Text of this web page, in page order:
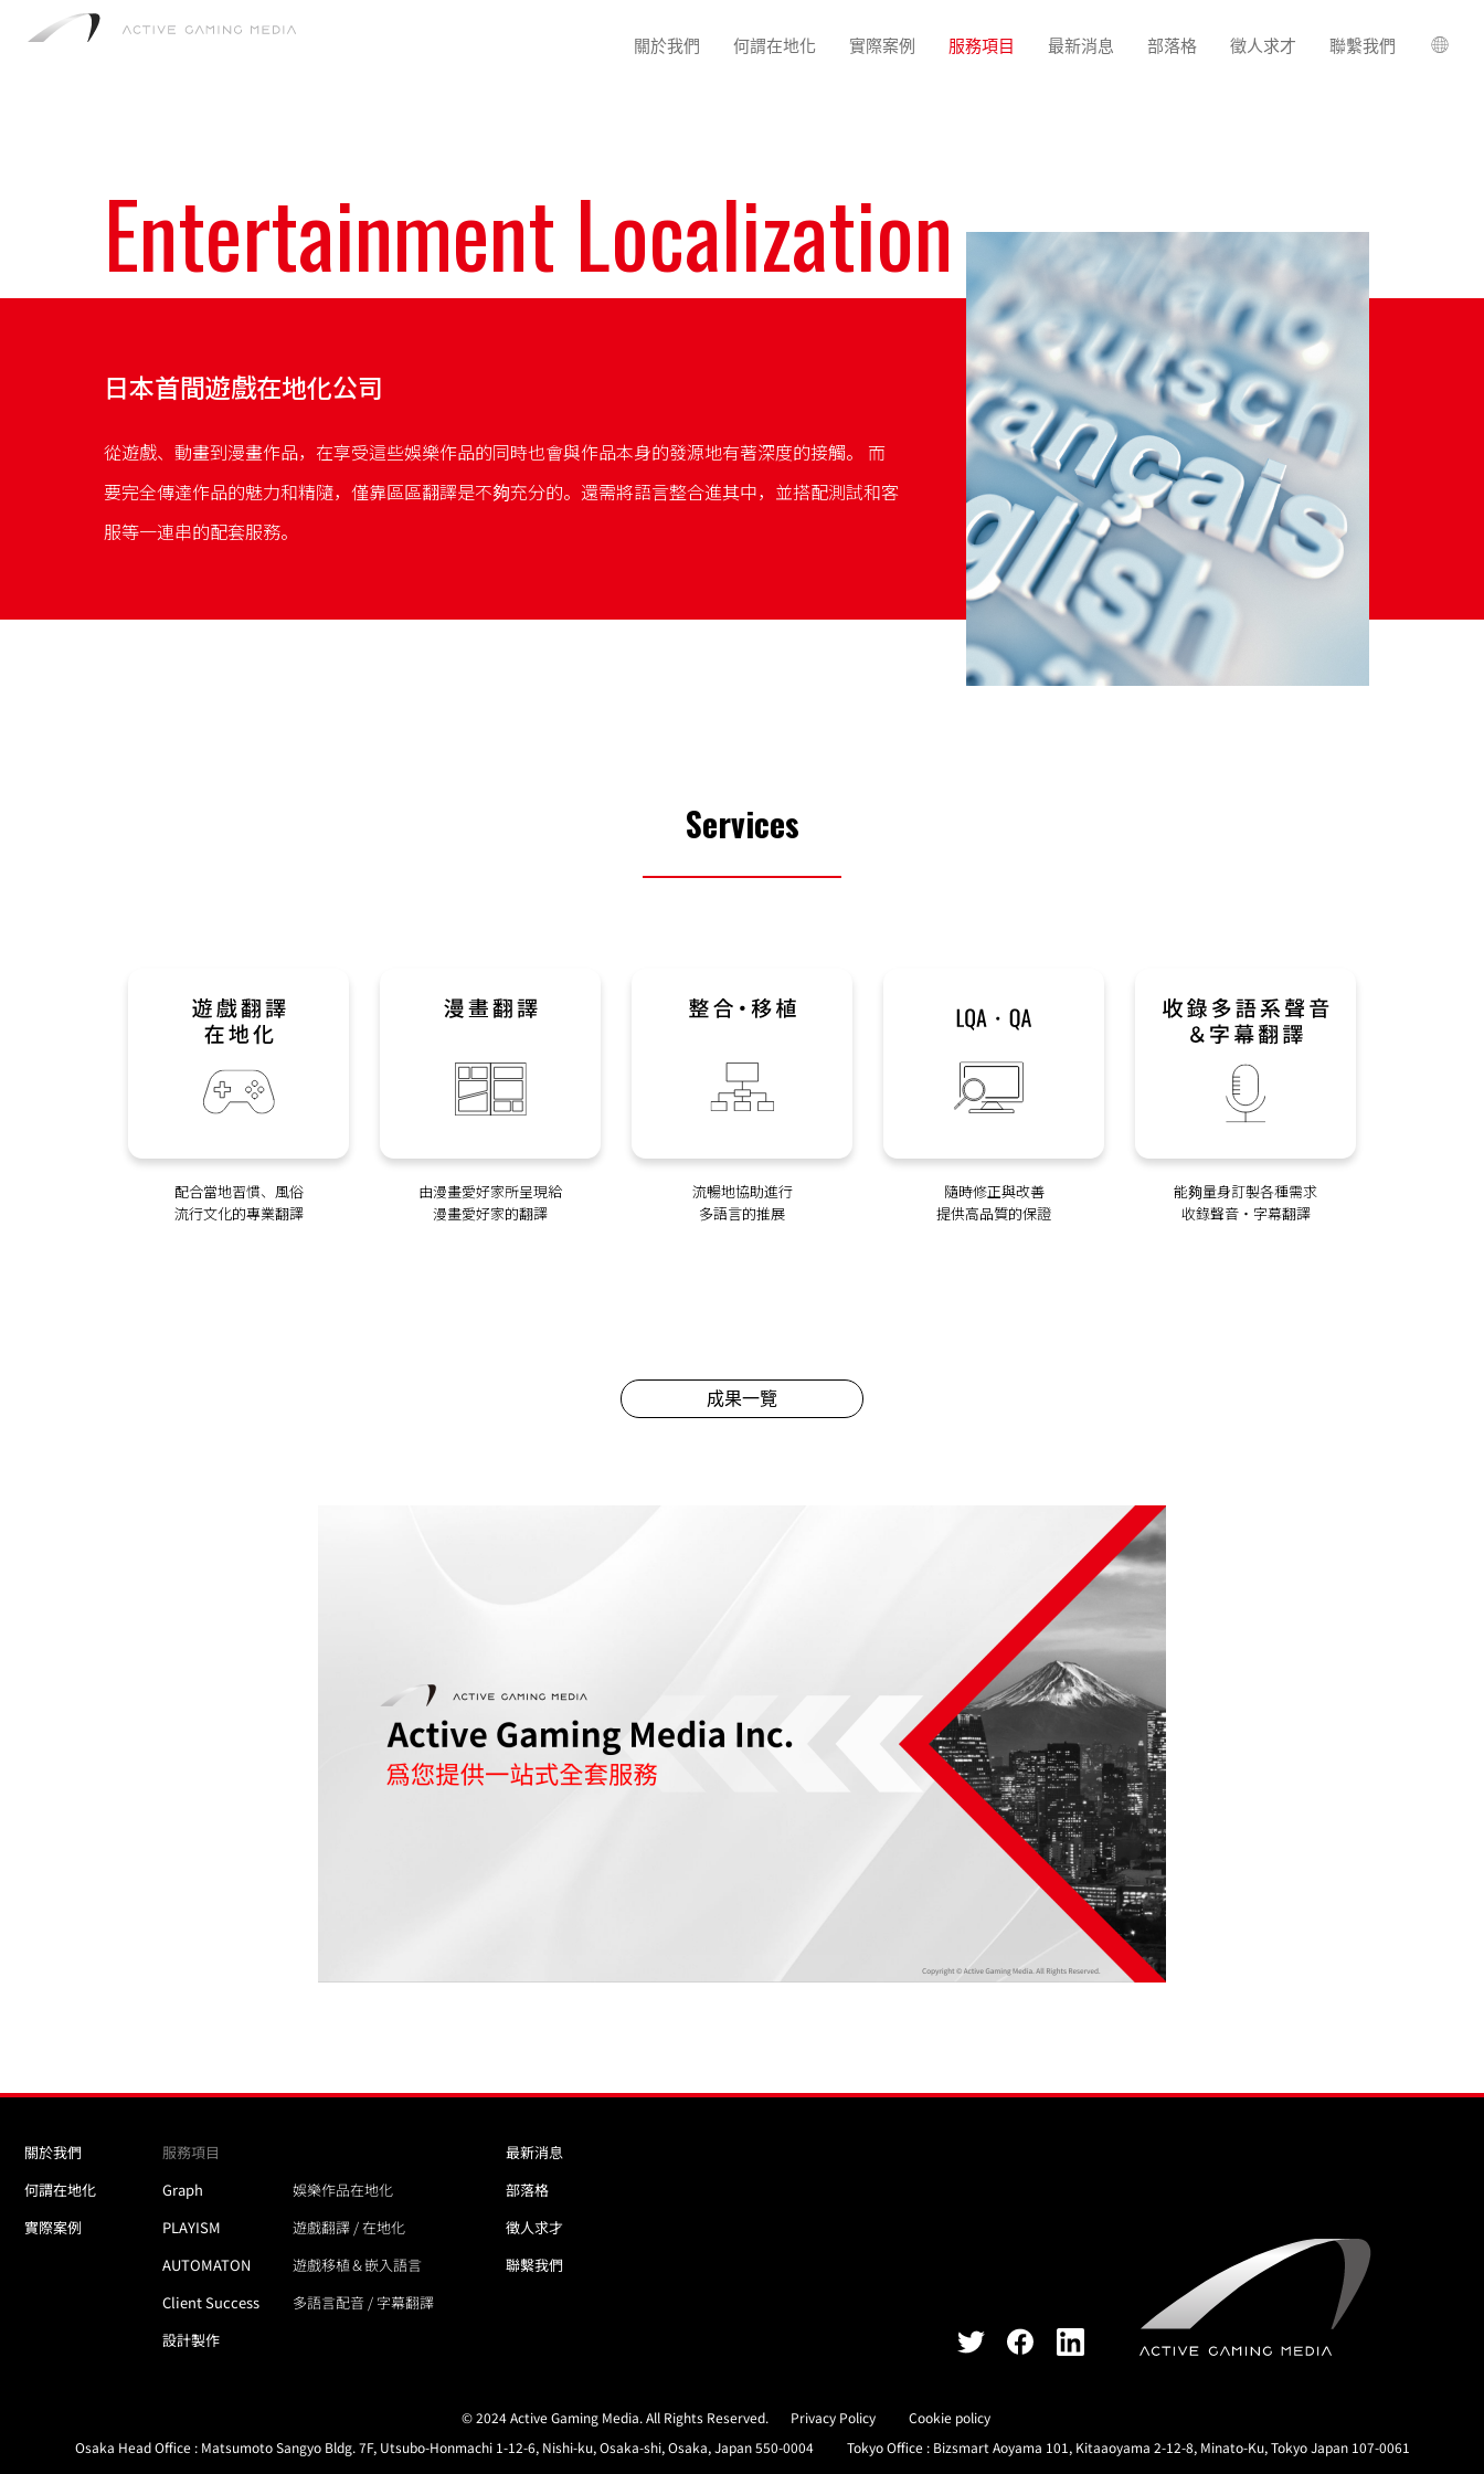
關於我們 何謂在地化 實際案例 服務項目 最新消息 部落格 徵人求才 聯繫我們
Entertainment Localization
日本首間遊戲在地化公司
從遊戲、動畫到漫畫作品，在享受這些娛樂作品的同時也會與作品本身的發源地有著深度的接觸。 而
要完全傳達作品的魅力和精隨，僅靠區區翻譯是不夠充分的。還需將語言整合進其中，並搭配測試和客
服等一連串的配套服務。
Services
配合當地習慣、風俗
流行文化的專業翻譯
由漫畫愛好家所呈現給
漫畫愛好家的翻譯
流暢地協助進行
多語言的推展
隨時修正與改善
提供高品質的保證
能夠量身訂製各種需求
收錄聲音‧字幕翻譯
成果一覽
關於我們
何謂在地化
實際案例
服務項目
Graph
PLAYISM
AUTOMATON
Client Success
設計製作
娛樂作品在地化
遊戲翻譯 / 在地化
遊戲移植＆嵌入語言
多語言配音 / 字幕翻譯
最新消息
部落格
徵人求才
聯繫我們
© 2024 Active Gaming Media. All Rights Reserved. Privacy Policy
Cookie policy
Osaka Head Office : Matsumoto Sangyo Bldg. 7F, Utsubo-Honmachi 1-12-6, Nishi-ku, Osaka-shi, Osaka, Japan 550-0004
Tokyo Office : Bizsmart Aoyama 101, Kitaaoyama 2-12-8, Minato-Ku, Tokyo Japan 107-0061